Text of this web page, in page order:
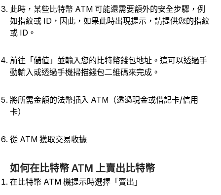
此時，某些比特幣 ATM 可能還需要額外的安全步驟，例
如指紋或 ID，因此，如果此時出現提示，請提供您的指紋
或 ID。
前往「儲值」並輸入您的比特幣錢包地址。這可以透過手
動輸入或透過手機掃描錢包二維碼來完成。
將所需金額的法幣插入 ATM（透過現金或借記卡/信用
卡）
從 ATM 獲取交易收據
如何在比特幣 ATM 上賣出比特幣
在比特幣 ATM 機提示時選擇「賣出」